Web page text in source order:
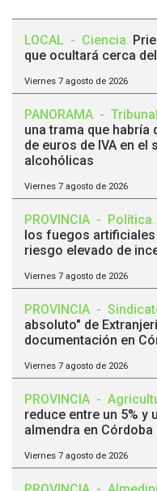
LOCAL - Ciencia.
que ocultará cerca
Viernes 7 agosto de 2026
PANORAMA -
una trama que
de euros de IVA en el
alcohólicas
Viernes 7 agosto de 2026
PROVINCIA - Política.
los fuegos
riesgo elevado de
Viernes 7 agosto de 2026
PROVINCIA -
absoluto" de
documentación en
Viernes 7 agosto de 2026
PROVINCIA -
reduce entre un 5% y
almendra en Córdoba
Viernes 7 agosto de 2026